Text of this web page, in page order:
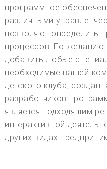
программное
различными
позволяют определить
процессов. По
добавить любые
необходимые вашей
детского клуба,
разработчиков
является подходящим
интерактивной
других видах